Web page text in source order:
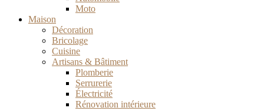
Moto
Maison
Décoration
Bricolage
Cuisine
Artisans & Bâtiment
Plomberie
Serrurerie
Électricité
Rénovation intérieure